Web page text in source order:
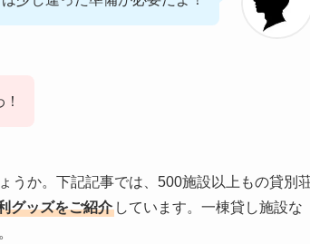
うか。下記記事では、500施設以上もの貸別
グッズをご紹介 しています。一棟貸し施設な